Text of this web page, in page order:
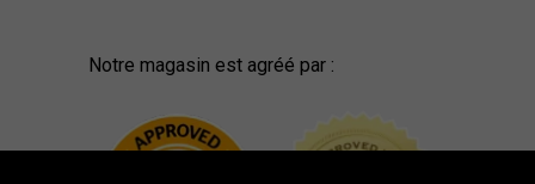
Notre magasin est agréé par :